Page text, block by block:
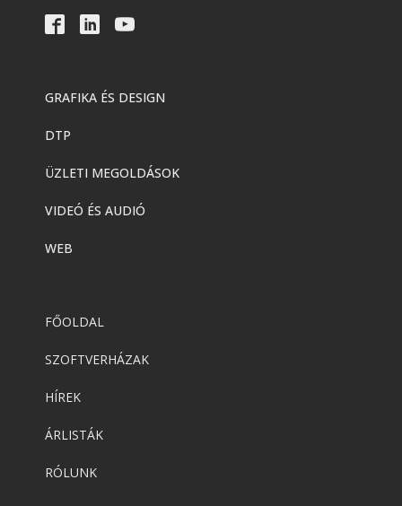
GRAFIKA ÉS DESIGN
DTP
ÜZLETI MEGOLDÁSOK
VIDEÓ ÉS AUDIÓ
WEB
FŐOLDAL
SZOFTVERHÁZAK
HÍREK
ÁRLISTÁK
RÓLUNK